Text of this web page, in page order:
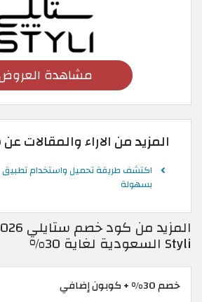
مشاهدة
المزيد من الاراء والمقالات
اكتشف طريقة تحميل واستخدام تطبيق
بسهولة
Styli السعودية لغاية 30%
خصم 30% + كوبون إضافي